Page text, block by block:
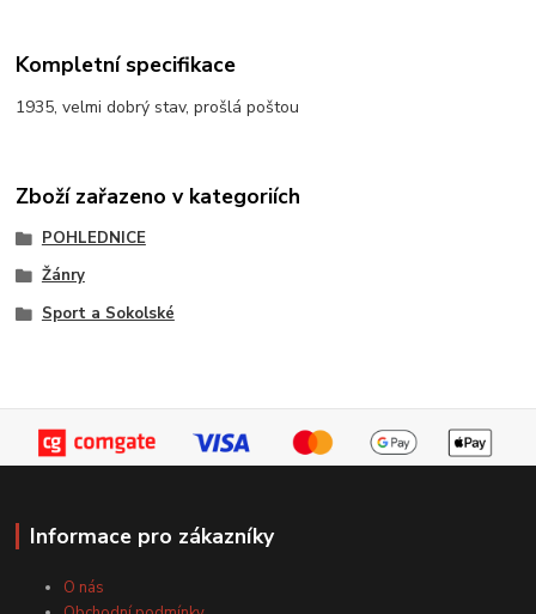
Kompletní specifikace
1935, velmi dobrý stav, prošlá poštou
Zboží zařazeno v kategoriích
POHLEDNICE
Žánry
Sport a Sokolské
Informace pro zákazníky
O nás